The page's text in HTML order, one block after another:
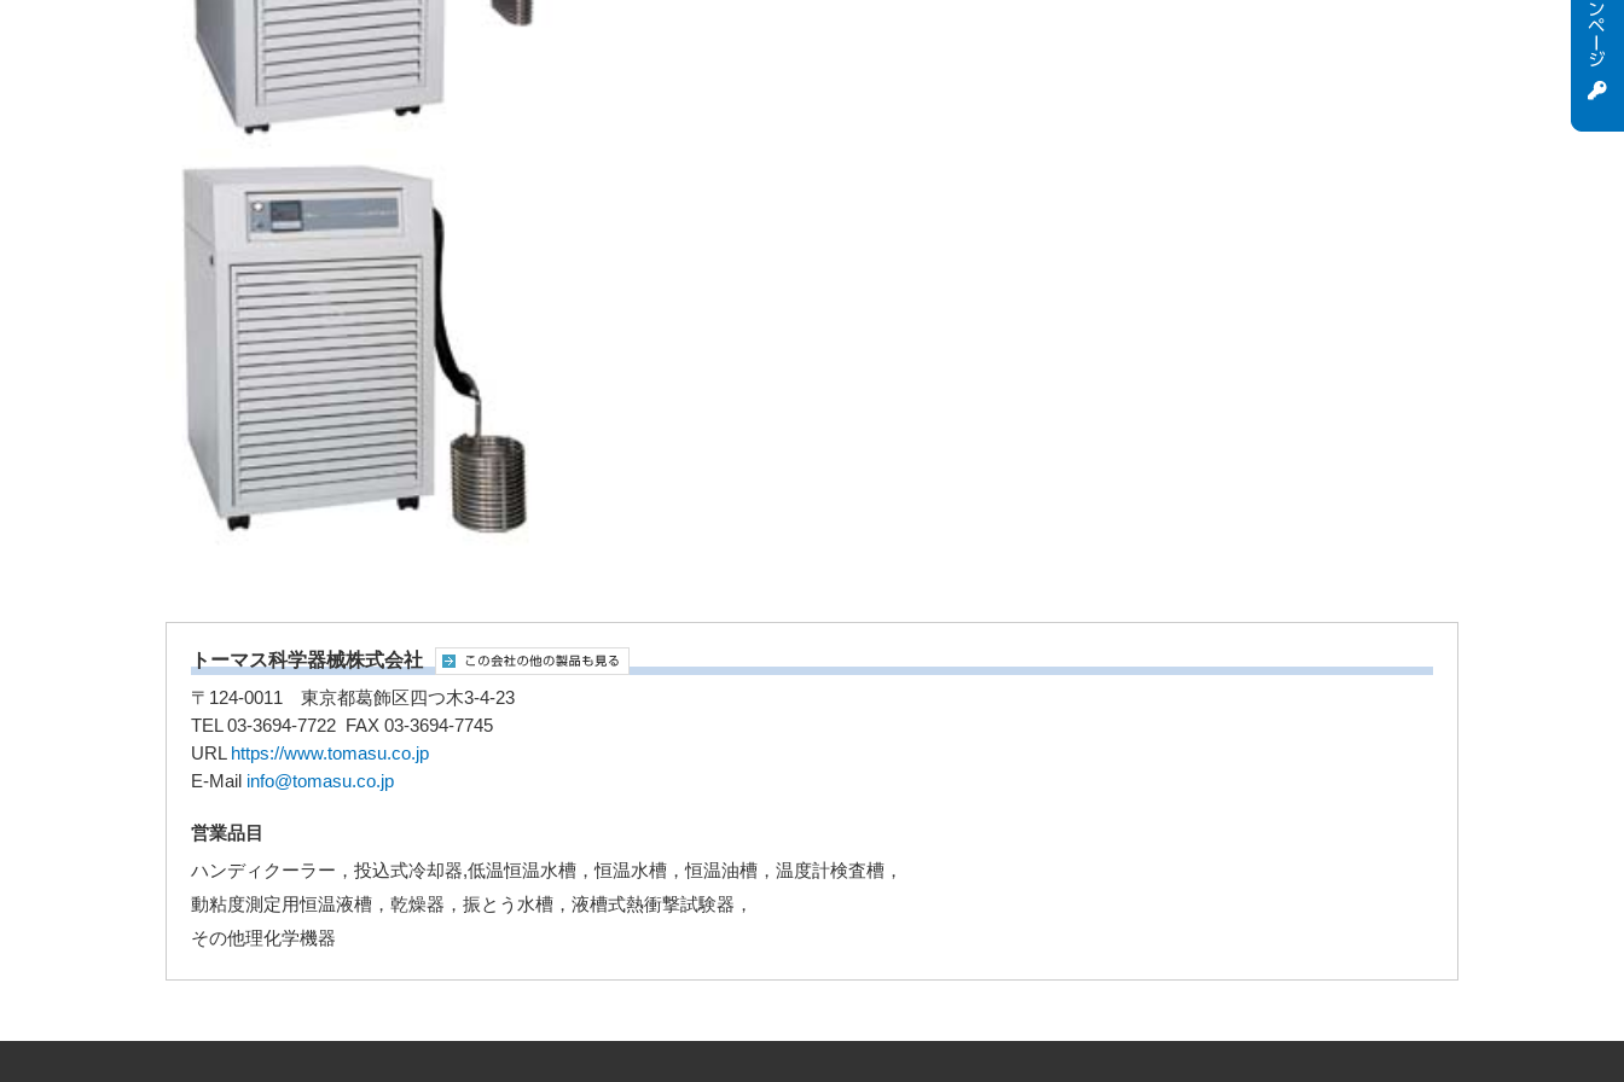
トーマス科学器械株式会社
〒124-0011 東京都葛飾区四つ木3-4-23
TEL 03-3694-7722 FAX 03-3694-7745
URL https://www.tomasu.co.jp
E-Mail info@tomasu.co.jp
営業品目
ハンディクーラー，投込式冷却器,低温恒温水槽，恒温水槽，恒温油槽，温度計検査槽，
動粘度測定用恒温液槽，乾燥器，振とう水槽，液槽式熱衝撃試験器，
その他理化学機器